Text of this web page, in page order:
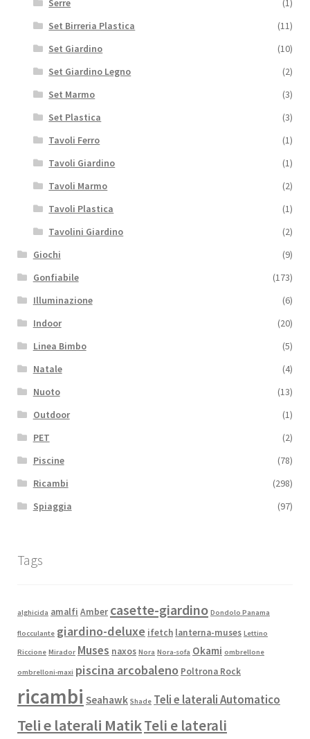
Serre
(1)
Set Birreria Plastica
(11)
Set Giardino
(10)
Set Giardino Legno
(2)
Set Marmo
(3)
Set Plastica
(3)
Tavoli Ferro
(1)
Tavoli Giardino
(1)
Tavoli Marmo
(2)
Tavoli Plastica
(1)
Tavolini Giardino
(2)
Giochi
(9)
Gonfiabile
(173)
Illuminazione
(6)
Indoor
(20)
Linea Bimbo
(5)
Natale
(4)
Nuoto
(13)
Outdoor
(1)
PET
(2)
Piscine
(78)
Ricambi
(298)
Spiaggia
(97)
Tags
alghicida amalfi Amber casette-giardino Dondolo Panama
flocculante giardino-deluxe ifetch lanterna-muses Lettino
Riccione Mirador Muses naxos Nora Nora-sofa Okami ombrellone
ombrelloni-maxi piscina arcobaleno Poltrona Rock
ricambi Seahawk Shade Teli e laterali Automatico
Teli e laterali MatikTeli e laterali